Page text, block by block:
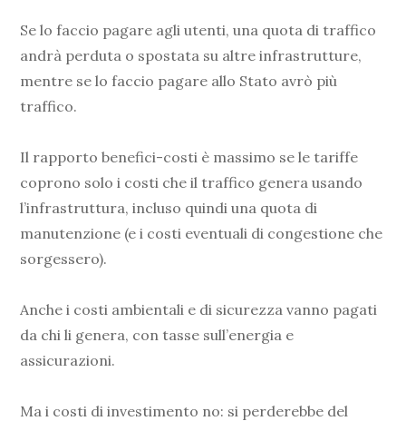
Se lo faccio pagare agli utenti, una quota di traffico
andrà perduta o spostata su altre infrastrutture,
mentre se lo faccio pagare allo Stato avrò più
traffico.
Il rapporto benefici-costi è massimo se le tariffe
coprono solo i costi che il traffico genera usando
l’infrastruttura, incluso quindi una quota di
manutenzione (e i costi eventuali di congestione che
sorgessero).
Anche i costi ambientali e di sicurezza vanno pagati
da chi li genera, con tasse sull’energia e
assicurazioni.
Ma i costi di investimento no: si perderebbe del